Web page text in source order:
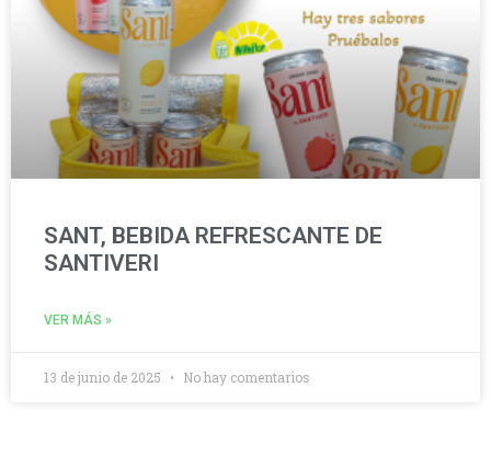
SANT, BEBIDA REFRESCANTE DE
SANTIVERI
VER MÁS »
13 de junio de 2025 No hay comentarios